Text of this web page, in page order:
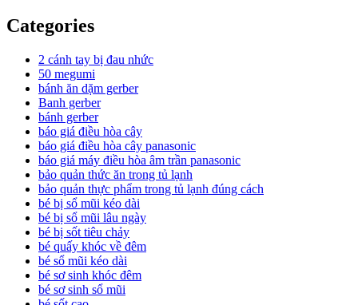
Categories
2 cánh tay bị đau nhức
50 megumi
bánh ăn dặm gerber
Banh gerber
bánh gerber
báo giá điều hòa cây
báo giá điều hòa cây panasonic
báo giá máy điều hòa âm trần panasonic
bảo quản thức ăn trong tủ lạnh
bảo quản thực phẩm trong tủ lạnh đúng cách
bé bị sổ mũi kéo dài
bé bị sổ mũi lâu ngày
bé bị sốt tiêu chảy
bé quấy khóc về đêm
bé sổ mũi kéo dài
bé sơ sinh khóc đêm
bé sơ sinh sổ mũi